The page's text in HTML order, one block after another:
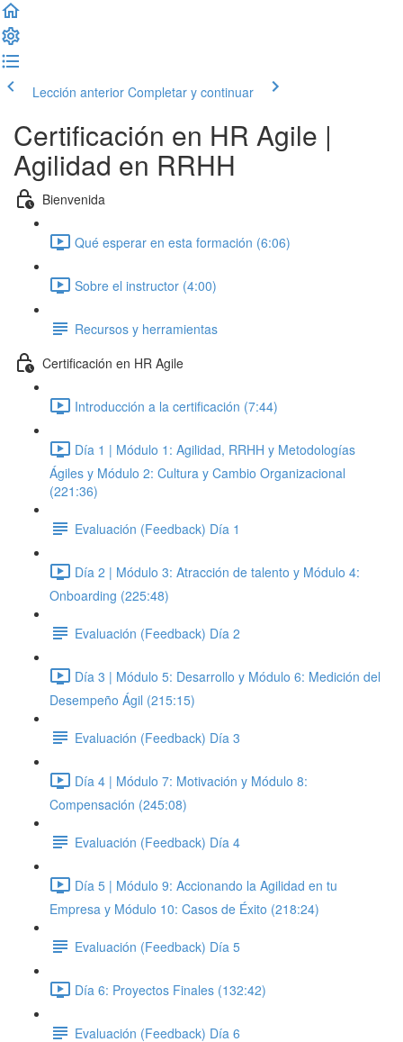
Lección anterior Completar y continuar
Certificación en HR Agile |
Agilidad en RRHH
Bienvenida
Qué esperar en esta formación (6:06)
Sobre el instructor (4:00)
Recursos y herramientas
Certificación en HR Agile
Introducción a la certificación (7:44)
Día 1 | Módulo 1: Agilidad, RRHH y Metodologías
Ágiles y Módulo 2: Cultura y Cambio Organizacional
(221:36)
Evaluación (Feedback) Día 1
Día 2 | Módulo 3: Atracción de talento y Módulo 4:
Onboarding (225:48)
Evaluación (Feedback) Día 2
Día 3 | Módulo 5: Desarrollo y Módulo 6: Medición del
Desempeño Ágil (215:15)
Evaluación (Feedback) Día 3
Día 4 | Módulo 7: Motivación y Módulo 8:
Compensación (245:08)
Evaluación (Feedback) Día 4
Día 5 | Módulo 9: Accionando la Agilidad en tu
Empresa y Módulo 10: Casos de Éxito (218:24)
Evaluación (Feedback) Día 5
Día 6: Proyectos Finales (132:42)
Evaluación (Feedback) Día 6